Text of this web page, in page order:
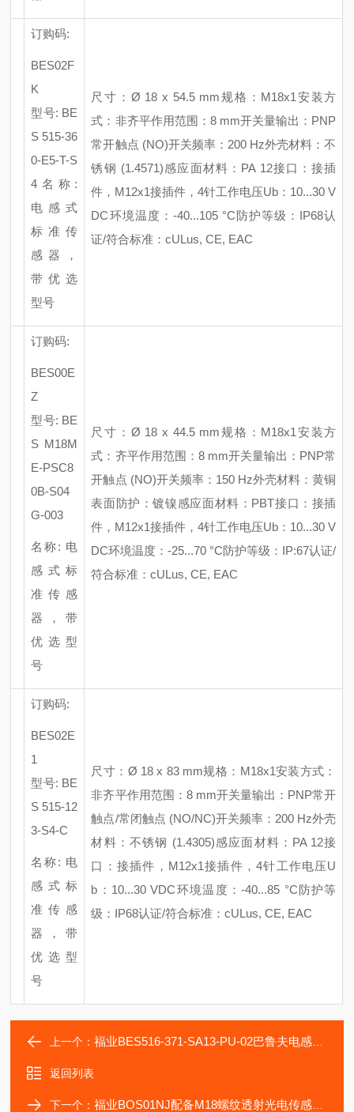
订购码:
BES02F
K
型号: BE
S 515-36
0-E5-T-S
4 名称 :
电感式
标准传
感器，
带优选
型号
尺寸： Ø 18 x 54.5 mm规格： M18x1 安装方
式：非齐平作用范围： 8 mm开关量输出： PNP
常开触点 (NO)开关频率： 200 Hz外壳材料：不
锈钢 (1.4571)感应面材料： PA 12接口：接插
件， M12x1接插件，4针工作电压Ub：10...30 V
DC环境温度： -40...105 °C防护等级： IP68认
证/符合标准：cULus, CE, EAC
订购码:
BES00E
Z
型号: BE
S M18M
E-PSC8
0B-S04
G-003
名称: 电
感式标
准传感
器，带
优选型
号
尺寸： Ø 18 x 44.5 mm规格： M18x1 安装方
式：齐平作用范围： 8 mm开关量输出： PNP常
开触点 (NO)开关频率： 150 Hz外壳材料：黄铜
表面防护：镀镍感应面材料： PBT接口：接插
件， M12x1接插件，4针工作电压Ub：10...30 V
DC环境温度：-25...70 °C防护等级： IP:67认证/
符合标准：cULus, CE, EAC
订购码:
BES02E
1
型号: BE
S 515-12
3-S4-C
名称: 电
感式标
准传感
器，带
优选型
号
尺寸： Ø 18 x 83 mm规格： M18x1安装方式：
非齐平作用范围： 8 mm开关量输出： PNP常开
触点/常闭触点 (NO/NC)开关频率： 200 Hz外壳
材料：不锈钢 (1.4305)感应面材料： PA 12接
口：接插件， M12x1接插件，4针工作电压U
b：10...30 VDC环境温度：-40...85 °C防护等
级： IP68认证/符合标准：cULus, CE, EAC
上一个：福业BES516-371-SA13-PU-02巴鲁夫电感式开关
返回列表
下一个：福业BOS01NJ配备M18螺纹透射光电传感器巴鲁夫